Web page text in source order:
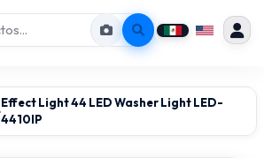
Effect Light 44 LED Washer Light LED-
4410IP